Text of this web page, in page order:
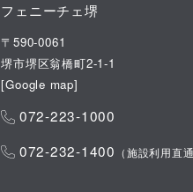
フェニーチェ堺
〒590-0061
堺市堺区翁橋町2-1-1
[Google map]
072-223-1000
072-232-1400 （施設利用直通